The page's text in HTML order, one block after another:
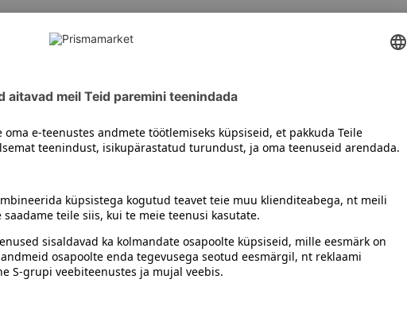
siiski toote koostisosi kontrollida ka pakendilt.